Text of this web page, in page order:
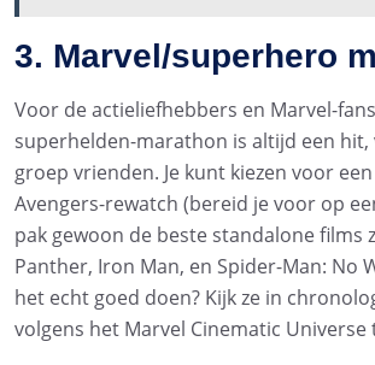
3. Marvel/superhero
Voor de actieliefhebbers en Marvel-
superhelden-marathon is altijd een hit,
groep vrienden. Je kunt kiezen voor
Avengers-rewatch (bereid je voor op
pak gewoon de beste standalone films
Panther, Iron Man, en Spider-Man: No
het echt goed doen? Kijk ze in
volgens het Marvel Cinematic Universe